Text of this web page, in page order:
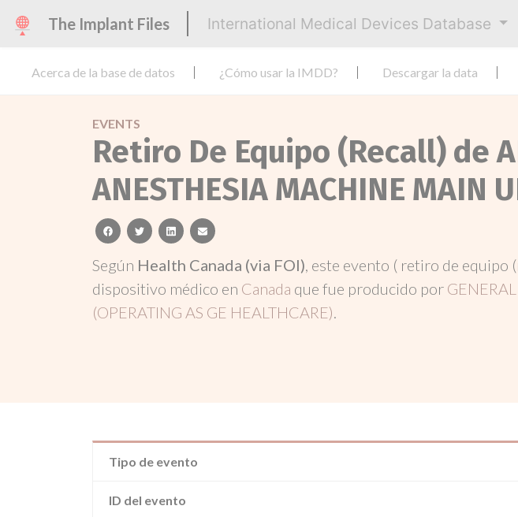
The Implant Files International Medical Devices Database
Acerca de la base de datos ¿Cómo usar la IMDD? Descargar la data
EVENTS
Retiro De Equipo (Recall) de
ANESTHESIA MACHINE MAIN
facebooktwitterlinkedinemail
Según Health Canada (via FOI), este evento ( retiro de equipo
dispositivo médico en Canada que fue producido por
(OPERATING AS GE HEALTHCARE).
Tipo de evento
ID del evento